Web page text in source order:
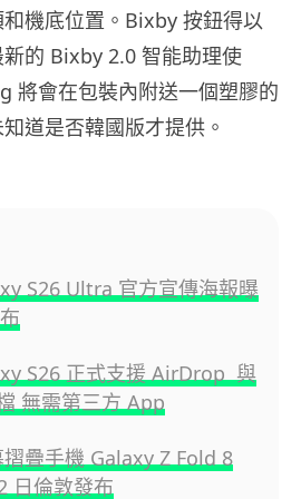
機底位置。Bixby 按鈕得以
的 Bixby 2.0 智能助理使
將會在包裝內附送一個塑膠的
道是否韓國版才提供。
S26 Ultra 官方宣傳海報曝
S26 正式支援 AirDrop 與
無需第三方 App
疊手機 Galaxy Z Fold 8
日倫敦發布